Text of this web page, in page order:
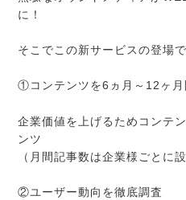
に！
そこでこの新サービスの登場で
①コンテンツを6ヵ月～12ヶ月
企業価値を上げるためコンテ
ンツ
（月間記事数は企業様ごとに設
②ユーザー動向を徹底調査